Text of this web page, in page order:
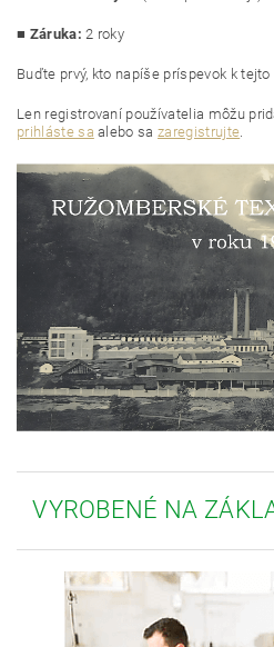
■ Záruka: 2 roky
Buďte prvý, kto napíše príspevok k tejto
Len registrovaní používatelia môžu
prihláste sa alebo sazaregistrujte.
VYROBENÉ NA